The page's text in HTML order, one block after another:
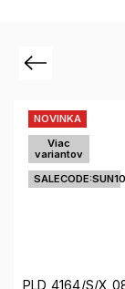
Previous
variantov
PLD 2150/